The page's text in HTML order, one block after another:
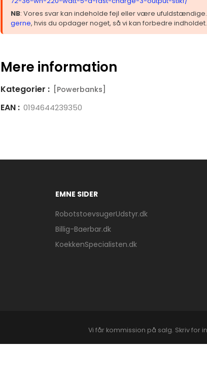
NB: Vores svar kan indeholde fejl eller være ufuldstændige.
gerne, hvis du opdager noget, så vi kan forbedre indholdet.
Mere information
Kategorier : [Powerbanks]
EAN : 0194644239350
EMNE SIDER
RobotstoevsugerUdstyr.dk
Billig-Baerbar.dk
KoekkenSpecialisten.dk
Vi får kommission på salg. Skriv